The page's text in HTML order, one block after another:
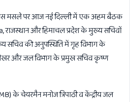
इस मसले पर आज नई दिल्ली में एक अहम बैठक
राजस्थान और हिमाचल प्रदेश के मुख्य सचिवों
सचिव की अनुपस्थिति में गृह विभाग के
और जल विभाग के प्रमुख सचिव कृष्ण
के चेयरमैन मनोज त्रिपाठी व केंद्रीय जल